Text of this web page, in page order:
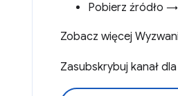
Pobierz źródło →
Zobacz więcej
Zasubskrybuj kanał